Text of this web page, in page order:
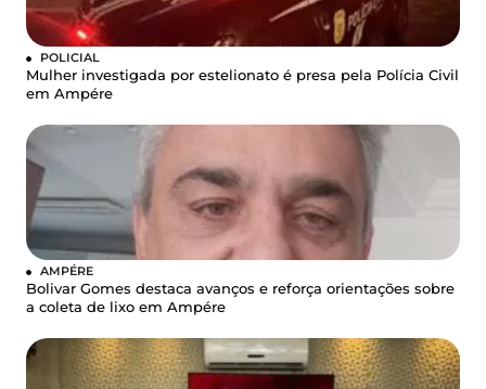
POLICIAL
Mulher investigada por estelionato é presa pela Polícia Civil
em Ampére
AMPÉRE
Bolivar Gomes destaca avanços e reforça orientações sobre
a coleta de lixo em Ampére